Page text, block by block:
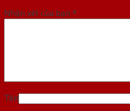
Nhận xét của bạn *
Tên